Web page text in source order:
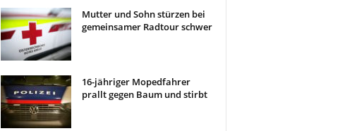
Mutter und Sohn stürzen bei
gemeinsamer Radtour schwer
16-jähriger Mopedfahrer
prallt gegen Baum und stirbt